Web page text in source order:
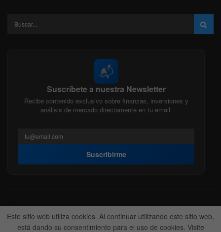
📬
Suscríbete a nuestra Newsletter
Recibe contenido exclusivo sobre finanzas, inversiones y
análisis de mercado directamente en tu email.
Suscribirme
Acerca de nosotros Politica Editorial
Nuestro Equipo
Contactanos
Anunciate
Este sitio web utiliza cookies. Al continuar utilizando este sitio web,
está dando su consentimiento para el uso de cookies. Visite